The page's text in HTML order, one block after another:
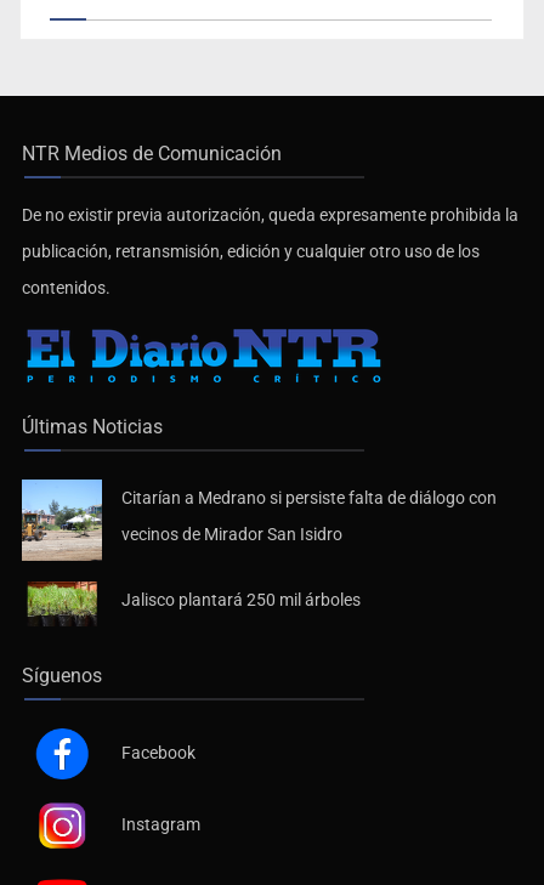
NTR Medios de Comunicación
De no existir previa autorización, queda expresamente prohibida la
publicación, retransmisión, edición y cualquier otro uso de los
contenidos.
Últimas Noticias
Citarían a Medrano si persiste falta de diálogo con
vecinos de Mirador San Isidro
Jalisco plantará 250 mil árboles
Síguenos
Facebook
Instagram